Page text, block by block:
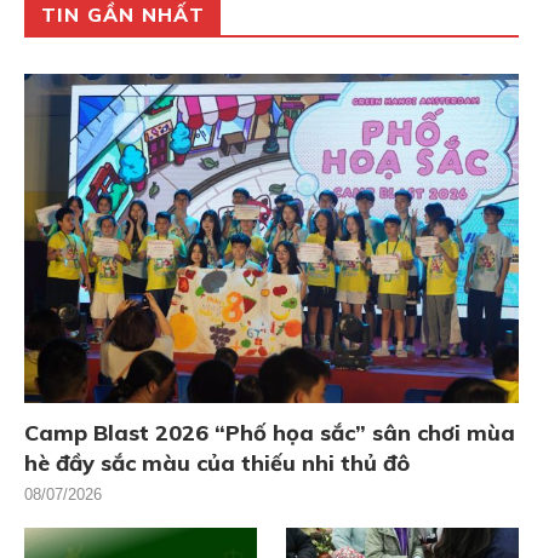
TIN GẦN NHẤT
Camp Blast 2026 “Phố họa sắc” sân chơi mùa
hè đầy sắc màu của thiếu nhi thủ đô
08/07/2026